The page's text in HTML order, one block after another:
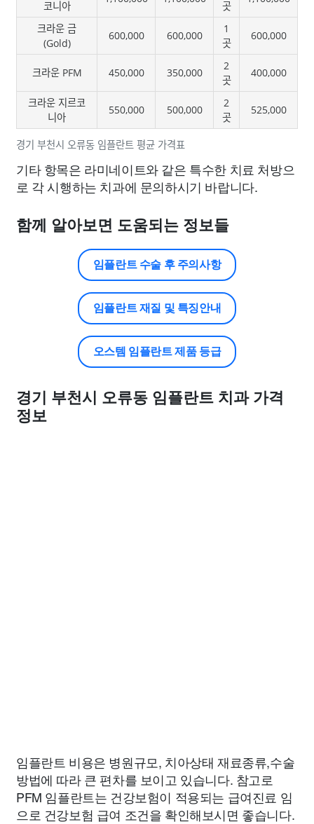
경기 부천시 오류동 임플란트 평균 가격표
코니아 곳
크라운 금
(Gold)
600,000 600,000
1
곳
600,000
크라운 PFM 450,000 350,000
2
곳
400,000
크라운 지르코
니아
550,000 500,000
2
곳
525,000
기타 항목은 라미네이트와 같은 특수한 치료 처방으
로 각 시행하는 치과에 문의하시기 바랍니다.
함께 알아보면 도움되는 정보들
임플란트 수술 후 주의사항
임플란트 재질 및 특징안내
오스템 임플란트 제품 등급
경기 부천시 오류동 임플란트 치과 가격
정보
임플란트 비용은 병원규모, 치아상태 재료종류,수술
방법에 따라 큰 편차를 보이고 있습니다. 참고로
PFM 임플란트는 건강보험이 적용되는 급여진료 임
으로 건강보험 급여 조건을 확인해보시면 좋습니다.